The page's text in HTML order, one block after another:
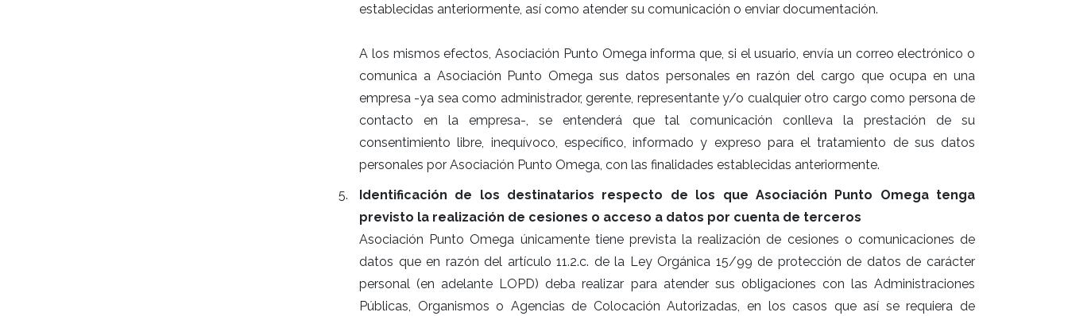
establecidas anteriormente, así como atender su comunicación o enviar documentación.
A los mismos efectos, Asociación Punto Omega informa que, si el usuario, envía un correo electrónico o
comunica a Asociación Punto Omega sus datos personales en razón del cargo que ocupa en una
empresa -ya sea como administrador, gerente, representante y/o cualquier otro cargo como persona de
contacto en la empresa-, se entenderá que tal comunicación conlleva la prestación de su
consentimiento libre, inequívoco, específico, informado y expreso para el tratamiento de sus datos
personales por Asociación Punto Omega, con las finalidades establecidas anteriormente.
Identificación de los destinatarios respecto de los que Asociación Punto Omega tenga
previsto la realización de cesiones o acceso a datos por cuenta de terceros
Asociación Punto Omega únicamente tiene prevista la realización de cesiones o comunicaciones de
datos que en razón del artículo 11.2.c. de la Ley Orgánica 15/99 de protección de datos de carácter
personal (en adelante LOPD) deba realizar para atender sus obligaciones con las Administraciones
Públicas, Organismos o Agencias de Colocación Autorizadas, en los casos que así se requiera de